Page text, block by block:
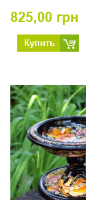
825,00 грн
Купить